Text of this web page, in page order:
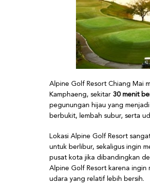
Alpine Golf Resort Chiang Mai
Kamphaeng, sekitar 30 menit
pegunungan hijau yang
berbukit, lembah subur, serta
Lokasi Alpine Golf Resort
untuk berlibur, sekaligus ingin
pusat kota jika dibandingkan
Alpine Golf Resort karena ingin
udara yang relatif lebih bersih.